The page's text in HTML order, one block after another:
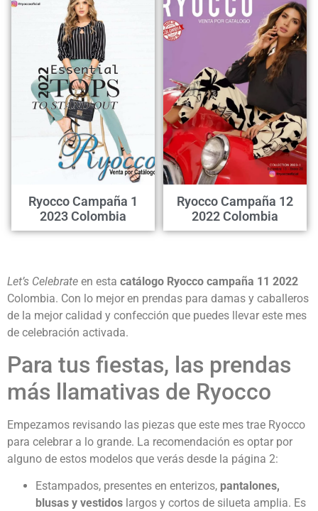
Ryocco Campaña 1
2023 Colombia
Ryocco Campaña 12
2022 Colombia
Let’s Celebrate en esta catálogo Ryocco campaña 11 2022
Colombia. Con lo mejor en prendas para damas y caballeros
de la mejor calidad y confección que puedes llevar este mes
de celebración activada.
Para tus fiestas, las prendas
más llamativas de Ryocco
Empezamos revisando las piezas que este mes trae Ryocco
para celebrar a lo grande. La recomendación es optar por
alguno de estos modelos que verás desde la página 2:
Estampados, presentes en enterizos, pantalones,
blusas y vestidos largos y cortos de silueta amplia. Es